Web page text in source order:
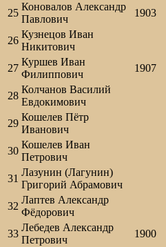
25
Коновалов Александр
Павлович
1903
26
Кузнецов Иван
Никитович
27
Куршев Иван
Филиппович
1907
28
Колчанов Василий
Евдокимович
29
Кошелев Пётр
Иванович
30
Кошелев Иван
Петрович
31
Лазунин (Лагунин)
Григорий Абрамович
32
Лаптев Александр
Фёдорович
33
Лебедев Александр
Петрович
1900